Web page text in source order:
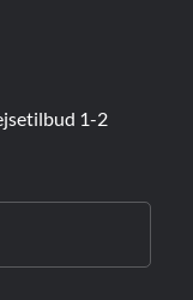
1-2